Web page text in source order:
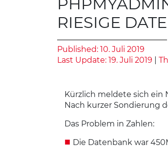
RIESIGE
Published: 10. Juli 2019
Last Update: 19. Juli 2019
Kürzlich meldete sich ein
Nach kurzer Sondierung
Das Problem in Zahlen:
Die Datenbank war